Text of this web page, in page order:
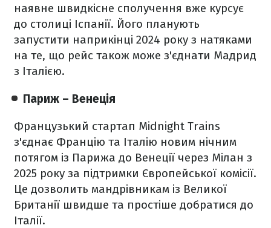
наявне швидкісне сполучення вже курсує
до столиці Іспанії. Його планують
запустити наприкінці 2024 року з натяками
на те, що рейс також може з'єднати Мадрид
з Італією.
Париж – Венеція
Французький стартап Midnight Trains
з'єднає Францію та Італію новим нічним
потягом із Парижа до Венеції через Мілан з
2025 року за підтримки Європейської комісії.
Це дозволить мандрівникам із Великої
Британії швидше та простіше добратися до
Італії.